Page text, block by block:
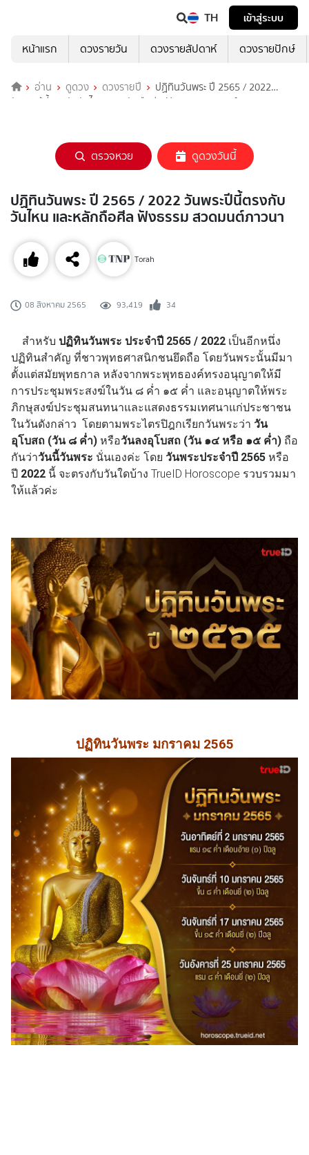
TH
เข้าสู่ระบบ
หน้าแรก
ดวงรายวัน ดวงรายสัปดาห์ ดวงรายปักษ์
อ่าน ดูดวง ดวงรายปี
ปฏิทินวันพระ ปี 2565 / 2022
วันพระปีนี้ตรงกับวันไหน และหลักถือศีล ฟังธรรม สวดมนต์ภาวนา
ตรวจหวย ดูดวงวันนี้
ปฏิทินวันพระ ปี 2565 / 2022 วันพระปีนี้ตรงกับ
วันไหน และหลักถือศีล ฟังธรรม สวดมนต์ภาวนา
Torah
08 สิงหาคม 2565 93,419 34
สำหรับ ปฏิทินวันพระ ประจำปี 2565 / 2022 เป็นอีกหนึ่ง
ปฏิทินสำคัญ ที่ชาวพุทธศาสนิกชนยึดถือ โดยวันพระนั้นมีมา
ตั้งแต่สมัยพุทธกาล หลังจากพระพุทธองค์ทรงอนุญาตให้มี
การประชุมพระสงฆ์ในวัน ๘ ค่ำ ๑๕ ค่ำ และอนุญาตให้พระ
ภิกษุสงฆ์ประชุมสนทนาและแสดงธรรมเทศนาแก่ประชาชน
ในวันดังกล่าว โดยตามพระไตรปิฎกเรียกวันพระว่า วัน
อุโบสถ (วัน ๘ ค่ำ) หรือวันลงอุโบสถ (วัน ๑๔ หรือ ๑๕ ค่ำ) ถือ
กันว่าวันนี้วันพระ นั่นเองค่ะ โดย วันพระประจำปี 2565 หรือ
ปี 2022 นี้ จะตรงกับวันใดบ้าง TrueID Horoscope รวบรวมมา
ให้แล้วค่ะ
ปฏิทินวันพระ มกราคม 2565